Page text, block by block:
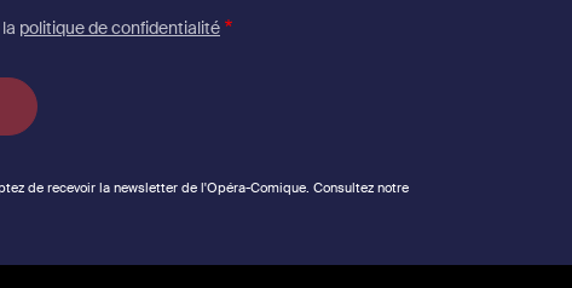
politique de confidentialité
de recevoir la newsletter de l'Opéra-Comique. Consultez notre